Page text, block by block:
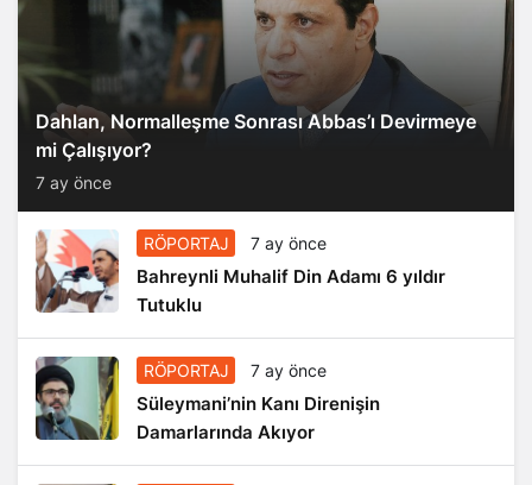
Dahlan, Normalleşme Sonrası Abbas’ı Devirmeye
mi Çalışıyor?
7 ay önce
RÖPORTAJ 7 ay önce
Bahreynli Muhalif Din Adamı 6 yıldır
Tutuklu
RÖPORTAJ 7 ay önce
Süleymani’nin Kanı Direnişin
Damarlarında Akıyor